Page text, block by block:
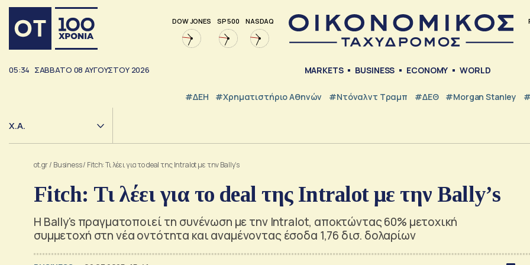
DOW JONES SP 500 NASDAQ
05:34 ΣΑΒΒΑΤΟ 08 ΑΥΓΟΥΣΤΟΥ 2026 MARKETS BUSINESS ECONOMY WORLD
#ΔΕΗ #Χρηματιστήριο Αθηνών #Ντόναλντ Τραμπ #ΔΕΘ #Morgan Stanley
Χ.Α.
ot.gr/ Business/ Fitch: Τι λέει για το deal της Intralot με την Bally’s
Fitch: Τι λέει για το deal της Intralot με την Bally’s
Η Bally's πραγματοποιεί τη συνένωση με την Intralot, αποκτώντας 60% μετοχική
συμμετοχή στη νέα οντότητα και αναμένοντας έσοδα 1,76 δισ. δολαρίων